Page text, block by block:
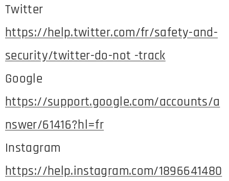
Twitter
https://help.twitter.com/fr/safety-and-
security/twitter-do-not -track
Google
https://support.google.com/accounts/a
nswer/61416?hl=fr
Instagram
https://help.instagram.com/1896641480